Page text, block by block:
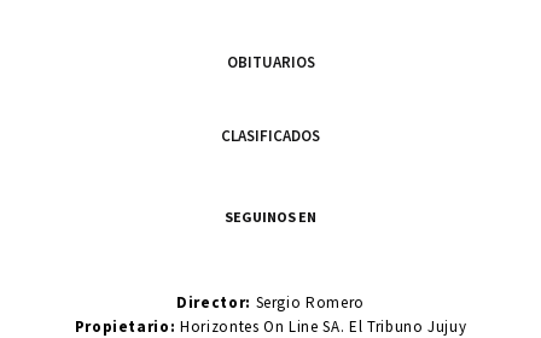
OBITUARIOS
CLASIFICADOS
SEGUINOS EN
Director: Sergio Romero
Propietario:Horizontes On Line SA. El Tribuno Jujuy